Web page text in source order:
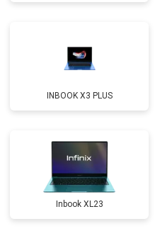
Ремонт петель
INBOOK X3 PLUS
Inbook XL23